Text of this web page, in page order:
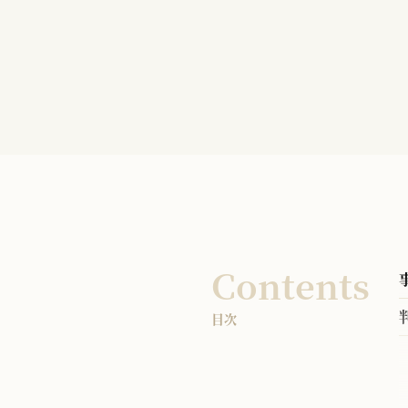
Contents
目次